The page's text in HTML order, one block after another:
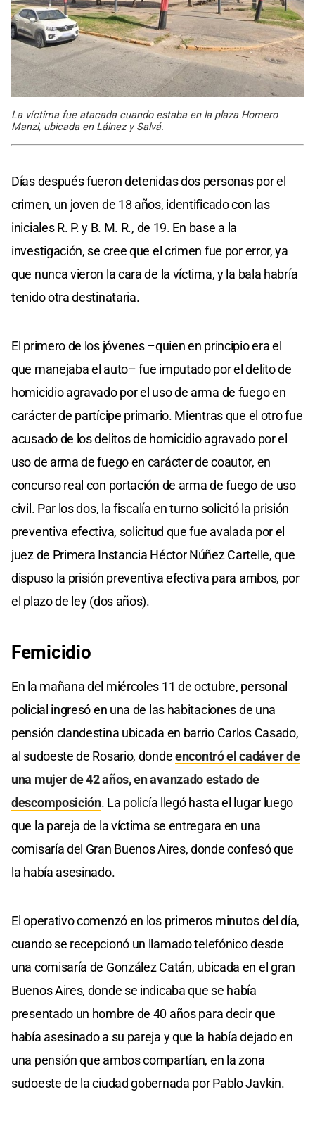
La víctima fue atacada cuando estaba en la plaza Homero
Manzi, ubicada en Láinez y Salvá.
Días después fueron detenidas dos personas por el
crimen, un joven de 18 años, identificado con las
iniciales R. P. y B. M. R., de 19. En base a la
investigación, se cree que el crimen fue por error, ya
que nunca vieron la cara de la víctima, y la bala habría
tenido otra destinataria.
El primero de los jóvenes –quien en principio era el
que manejaba el auto– fue imputado por el delito de
homicidio agravado por el uso de arma de fuego en
carácter de partícipe primario. Mientras que el otro fue
acusado de los delitos de homicidio agravado por el
uso de arma de fuego en carácter de coautor, en
concurso real con portación de arma de fuego de uso
civil. Par los dos, la fiscalía en turno solicitó la prisión
preventiva efectiva, solicitud que fue avalada por el
juez de Primera Instancia Héctor Núñez Cartelle, que
dispuso la prisión preventiva efectiva para ambos, por
el plazo de ley (dos años).
Femicidio
En la mañana del miércoles 11 de octubre, personal
policial ingresó en una de las habitaciones de una
pensión clandestina ubicada en barrio Carlos Casado,
al sudoeste de Rosario, dondeencontró el cadáver de
una mujer de 42 años, en avanzado estado de
descomposición. La policía llegó hasta el lugar luego
que la pareja de la víctima se entregara en una
comisaría del Gran Buenos Aires, donde confesó que
la había asesinado.
El operativo comenzó en los primeros minutos del día,
cuando se recepcionó un llamado telefónico desde
una comisaría de González Catán, ubicada en el gran
Buenos Aires, donde se indicaba que se había
presentado un hombre de 40 años para decir que
había asesinado a su pareja y que la había dejado en
una pensión que ambos compartían, en la zona
sudoeste de la ciudad gobernada por Pablo Javkin.